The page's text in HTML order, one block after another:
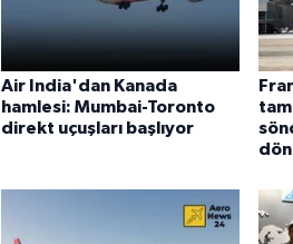
Air India'dan Kanada
hamlesi: Mumbai-Toronto
direkt uçuşları başlıyor